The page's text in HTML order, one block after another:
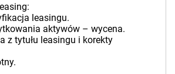
leasingu.
aktywów – wycena.
z tytułu leasingu i korekty